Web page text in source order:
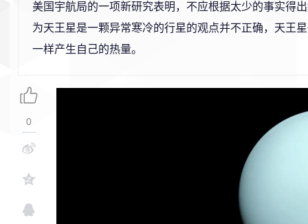
美国宇航局的一项新研究表明，不应根据太少的事实得
为天王星是一颗异常寒冷的行星的观点并不正确，天王
一样产生自己的热量。
0